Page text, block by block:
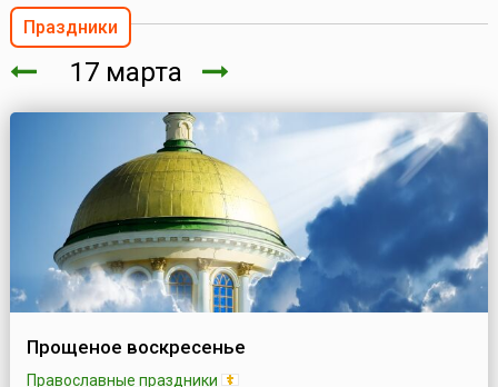
Праздники
17 марта
Прощеное воскресенье
Православные праздники